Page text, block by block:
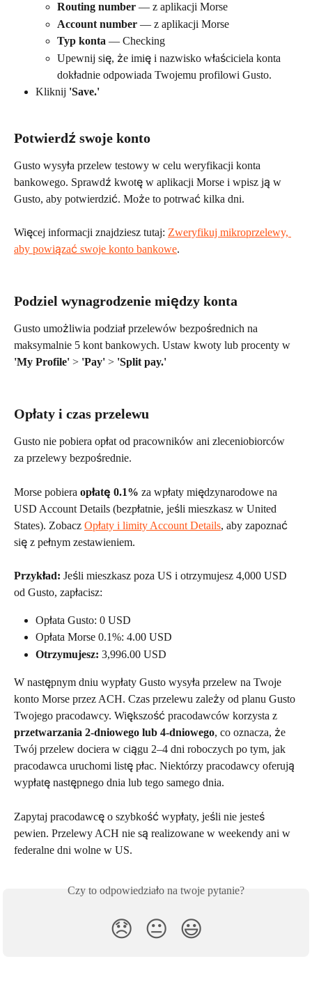
Routing number — z aplikacji Morse
Account number — z aplikacji Morse
Typ konta — Checking
Upewnij się, że imię i nazwisko właściciela konta
dokładnie odpowiada Twojemu profilowi Gusto.
Kliknij 'Save.'
Potwierdź swoje konto
Gusto wysyła przelew testowy w celu weryfikacji konta
bankowego. Sprawdź kwotę w aplikacji Morse i wpisz ją w
Gusto, aby potwierdzić. Może to potrwać kilka dni.
Więcej informacji znajdziesz tutaj: Zweryfikuj mikroprzelewy,
aby powiązać swoje konto bankowe.
Podziel wynagrodzenie między konta
Gusto umożliwia podział przelewów bezpośrednich na
maksymalnie 5 kont bankowych. Ustaw kwoty lub procenty w
'My Profile' > 'Pay' > 'Split pay.'
Opłaty i czas przelewu
Gusto nie pobiera opłat od pracowników ani zleceniobiorców
za przelewy bezpośrednie.
Morse pobiera opłatę 0.1% za wpłaty międzynarodowe na
USD Account Details (bezpłatnie, jeśli mieszkasz w United
States). Zobacz Opłaty i limity Account Details, aby zapoznać
się z pełnym zestawieniem.
Przykład: Jeśli mieszkasz poza US i otrzymujesz 4,000 USD
od Gusto, zapłacisz:
Opłata Gusto: 0 USD
Opłata Morse 0.1%: 4.00 USD
Otrzymujesz: 3,996.00 USD
W następnym dniu wypłaty Gusto wysyła przelew na Twoje
konto Morse przez ACH. Czas przelewu zależy od planu Gusto
Twojego pracodawcy. Większość pracodawców korzysta z
przetwarzania 2-dniowego lub 4-dniowego, co oznacza, że
Twój przelew dociera w ciągu 2–4 dni roboczych po tym, jak
pracodawca uruchomi listę płac. Niektórzy pracodawcy oferują
wypłatę następnego dnia lub tego samego dnia.
Zapytaj pracodawcę o szybkość wypłaty, jeśli nie jesteś
pewien. Przelewy ACH nie są realizowane w weekendy ani w
federalne dni wolne w US.
Czy to odpowiedziało na twoje pytanie?
😞 😐 😃